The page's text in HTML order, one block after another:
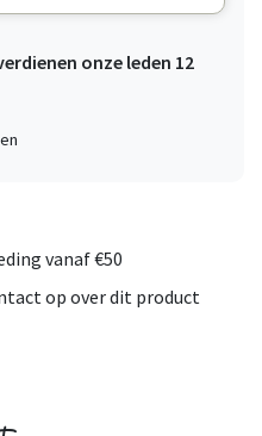
onze leden 12
vanaf €50
op over dit product